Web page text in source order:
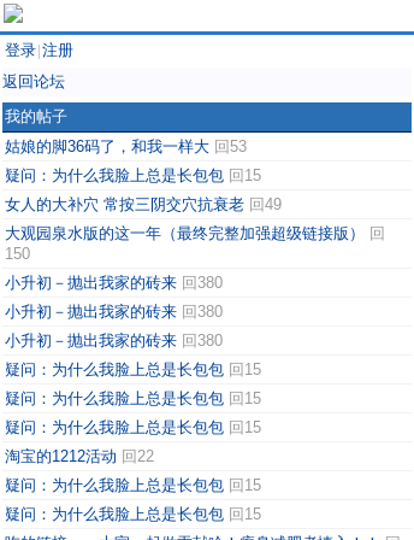
登录 注册
返回论坛
我的帖子
姑娘的脚36码了，和我一样大 回53
疑问：为什么我脸上总是长包包 回15
女人的大补穴 常按三阴交穴抗衰老 回49
大观园泉水版的这一年（最终完整加强超级链接版）
回
150
小升初－抛出我家的砖来 回380
小升初－抛出我家的砖来 回380
小升初－抛出我家的砖来 回380
疑问：为什么我脸上总是长包包 回15
疑问：为什么我脸上总是长包包 回15
疑问：为什么我脸上总是长包包 回15
淘宝的1212活动 回22
疑问：为什么我脸上总是长包包 回15
疑问：为什么我脸上总是长包包 回15